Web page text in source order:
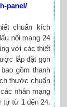
panel/
chuẩn kích
nối mạng 24
với các thiết
lắp đặt gọn
gồm thanh
thước chuẩn
nhân mạng
tự từ 1 đến 24.